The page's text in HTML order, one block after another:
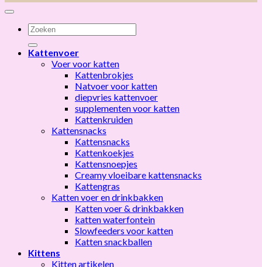
Zoeken
naar:
Kattenvoer
Voer voor katten
Kattenbrokjes
Natvoer voor katten
diepvries kattenvoer
supplementen voor katten
Kattenkruiden
Kattensnacks
Kattensnacks
Kattenkoekjes
Kattensnoepjes
Creamy vloeibare kattensnacks
Kattengras
Katten voer en drinkbakken
Katten voer & drinkbakken
katten waterfontein
Slowfeeders voor katten
Katten snackballen
Kittens
Kitten artikelen